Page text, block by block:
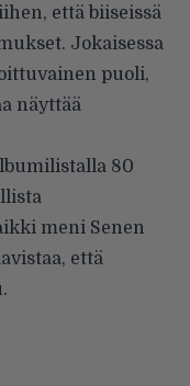
että biiseissä
Jokaisessa
puoli,
näyttää
80
meni Senen
että